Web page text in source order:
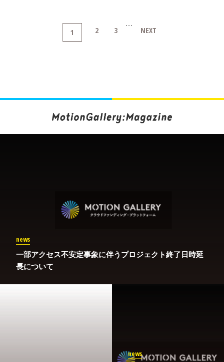
1 2 3 … NEXT
news
一部アクセス不安定事象に伴うプロジェクト終了日時延
長について
news